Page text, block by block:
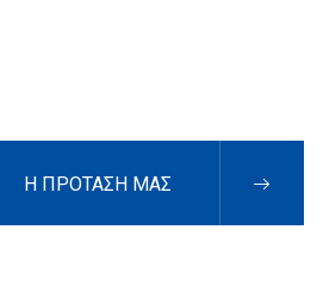
Η ΠΡΟΤΑΣΗ ΜΑΣ